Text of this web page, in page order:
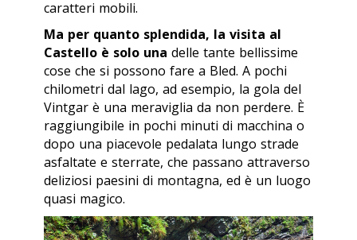
caratteri mobili.
Ma per quanto splendida, la visita al
Castello è solo una delle tante bellissime
cose che si possono fare a Bled. A pochi
chilometri dal lago, ad esempio, la gola del
Vintgar è una meraviglia da non perdere. È
raggiungibile in pochi minuti di macchina o
dopo una piacevole pedalata lungo strade
asfaltate e sterrate, che passano attraverso
deliziosi paesini di montagna, ed è un luogo
quasi magico.